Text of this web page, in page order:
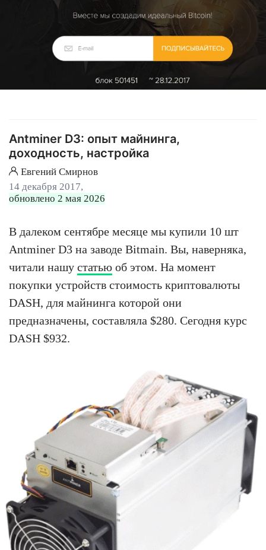
Antminer D3: опыт майнинга,
доходность, настройка
Евгений Смирнов
14 декабря 2017,
обновлено 2 мая 2026
В далеком сентябре месяце мы купили 10 шт
Antminer D3 на заводе Bitmain. Вы, наверняка,
читали нашу статью об этом. На момент
покупки устройств стоимость криптовалюты
DASH, для майнинга которой они
предназначены, составляла $280. Сегодня курс
DASH $932.